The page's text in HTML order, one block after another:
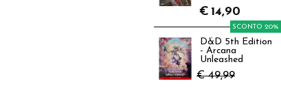
€ 14,90
D&D 5th Edition
- Arcana
Unleashed
€ 49,99
SCONTO 20%